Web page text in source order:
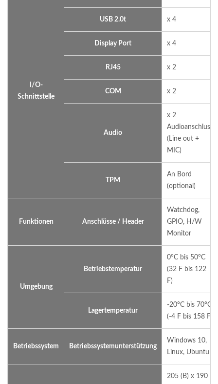
I/O-
Schnittstelle
USB 2.0t x 4
Display Port x 4
RJ45 x 2
COM x 2
Audio
x 2
Audioanschluss
(Line out +
MIC)
TPM
An Bord
(optional)
Funktionen Anschlüsse / Header
Watchdog,
GPIO, H/W
Monitor
Umgebung
Betriebstemperatur
0°C bis 50°C
(32 F bis 122
F)
Lagertemperatur
-20°C bis 70°C
(-4 F bis 158 F)
Betriebssystem Betriebssystemunterstützung
Windows 10,
Linux, Ubuntu
205 (B) x 190